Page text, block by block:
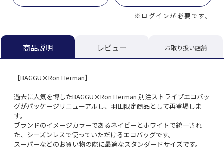
※ログインが必要です。
商品説明 レビュー お取り扱い店舗
【BAGGU×Ron Herman】
過去に人気を博したBAGGU×Ron Herman 別注ストライプエコバッ
グがパッケージリニューアルし、羽田限定商品として再登場しま
す。
ブランドのイメージカラーであるネイビーとホワイトで統一され
た、シーズンレスで使っていただけるエコバッグです。
スーパーなどのお買い物の際に最適なスタンダードサイズです。